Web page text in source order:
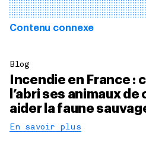
Contenu connexe
Blog
Incendie en France :
l’abri ses animaux
aider la faune
En savoir plus